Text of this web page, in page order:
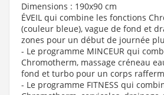
Dimensions : 190x90 cm
ÉVEIL qui combine les fonctions
(couleur bleue), vague de fond et
zones pour un début de journée
- Le programme MINCEUR qui
Chromotherm, massage créneau
fond et turbo pour un corps
- Le programme FITNESS qui